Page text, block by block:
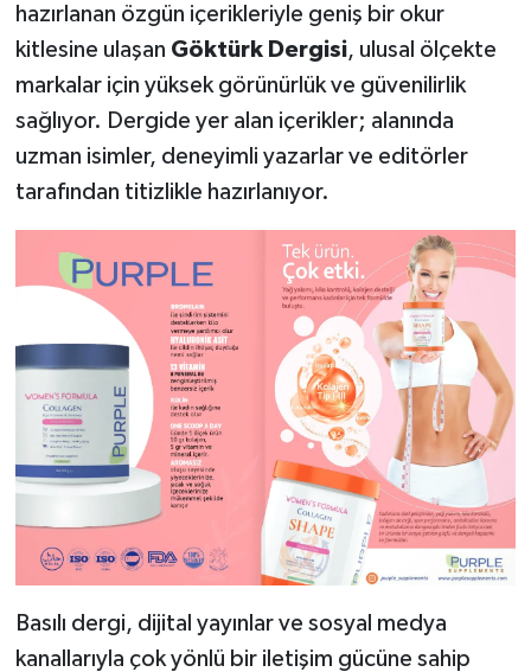
hazırlanan özgün içerikleriyle geniş bir okur
kitlesine ulaşan Göktürk Dergisi, ulusal ölçekte
markalar için yüksek görünürlük ve güvenilirlik
sağlıyor. Dergide yer alan içerikler; alanında
uzman isimler, deneyimli yazarlar ve editörler
tarafından titizlikle hazırlanıyor.
Basılı dergi, dijital yayınlar ve sosyal medya
kanallarıyla çok yönlü bir iletişim gücüne sahip
YAŞAM